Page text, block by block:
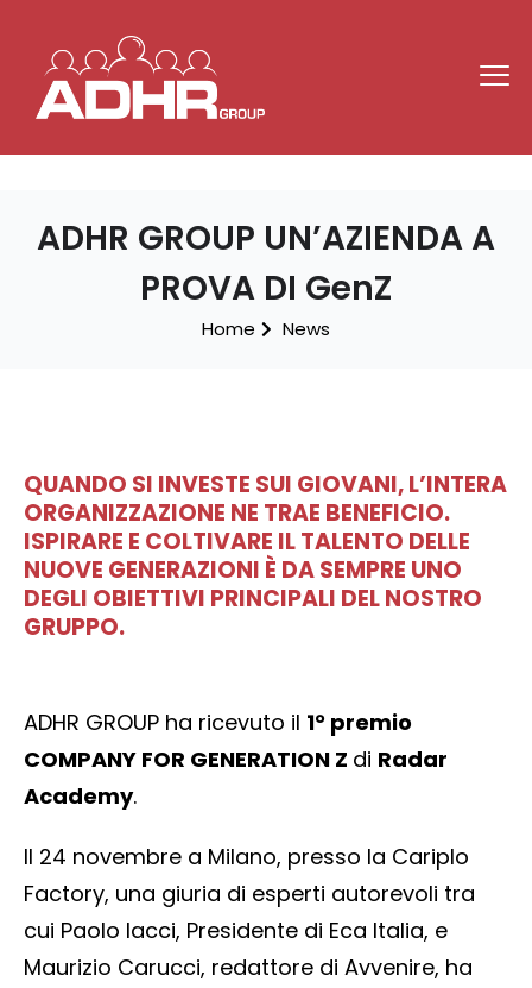
ADHR GROUP UN’AZIENDA A
PROVA DI GenZ
Home News
QUANDO SI INVESTE SUI GIOVANI, L’INTERA
ORGANIZZAZIONE NE TRAE BENEFICIO.
ISPIRARE E COLTIVARE IL TALENTO DELLE
NUOVE GENERAZIONI È DA SEMPRE UNO
DEGLI OBIETTIVI PRINCIPALI DEL NOSTRO
GRUPPO.
ADHR GROUP ha ricevuto il 1° premio
COMPANY FOR GENERATION Z di Radar
Academy.
Il 24 novembre a Milano, presso la Cariplo
Factory, una giuria di esperti autorevoli tra
cui Paolo Iacci, Presidente di Eca Italia, e
Maurizio Carucci, redattore di Avvenire, ha